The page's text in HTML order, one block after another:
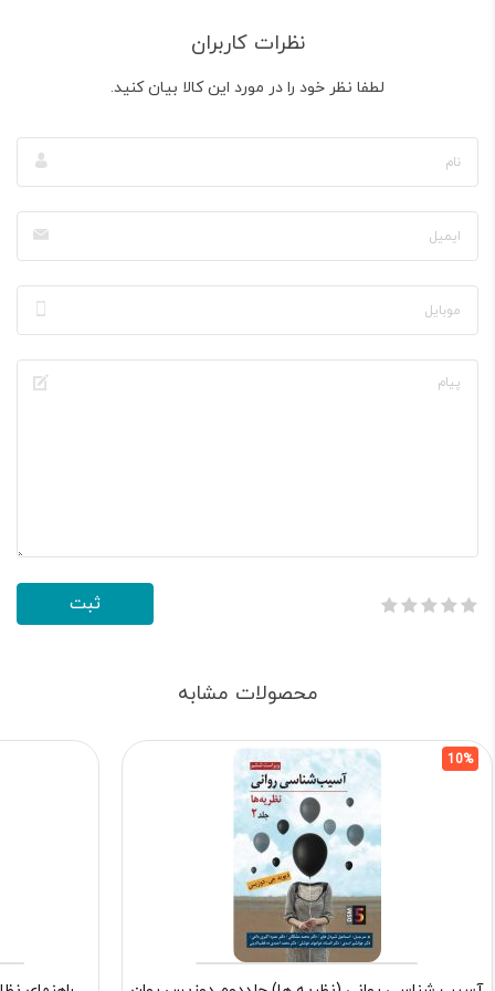
نظرات کاربران
لطفا نظر خود را در مورد این کالا بیان کنید.
محصولات مشابه
10%